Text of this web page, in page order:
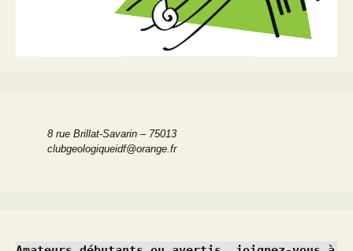
8 rue Brillat-Savarin – 75013
clubgeologiqueidf@orange.fr